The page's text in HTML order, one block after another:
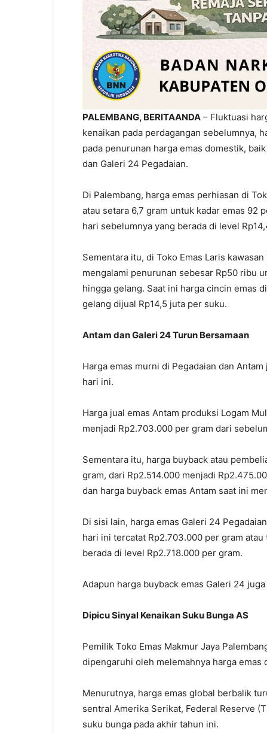
PALEMBANG, BERITAANDA – Fluktuasi
kenaikan pada perdagangan sebelumnya,
pada penurunan harga emas domestik,
dan Galeri 24 Pegadaian.
Di Palembang, harga emas perhiasan di
atau setara 6,7 gram untuk kadar emas 92
hari sebelumnya yang berada di level
Sementara itu, di Toko Emas Laris
mengalami penurunan sebesar Rp50 ribu
hingga gelang. Saat ini harga cincin emas
gelang dijual Rp14,5 juta per suku.
Antam dan Galeri 24 Turun Bersamaan
Harga emas murni di Pegadaian dan
hari ini.
Harga jual emas Antam produksi Logam
menjadi Rp2.703.000 per gram dari
Sementara itu, harga buyback atau
gram, dari Rp2.514.000 menjadi
dan harga buyback emas Antam saat ini
Di sisi lain, harga emas Galeri 24
hari ini tercatat Rp2.703.000 per gram
berada di level Rp2.718.000 per gram.
Adapun harga buyback emas Galeri 24
Dipicu Sinyal Kenaikan Suku Bunga AS
Pemilik Toko Emas Makmur Jaya
dipengaruhi oleh melemahnya harga emas
Menurutnya, harga emas global berbalik
sentral Amerika Serikat, Federal Reserve
suku bunga pada akhir tahun ini.